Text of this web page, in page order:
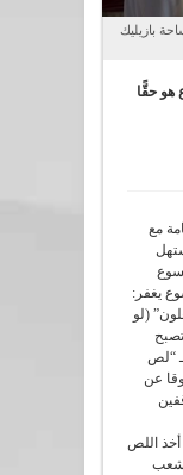
بازيليك
هو حقًّا
مع
يغفر:
(لو
“لص
عن
أخذ اللص